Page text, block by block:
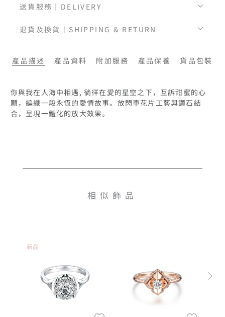
送貨服務｜DELIVERY
退貨及換貨｜SHIPPING & RETURN
產品描述 產品資料 附加服務 產品保養 貨品包裝
你與我在人海中相遇, 徜徉在愛的星空之下，互訴甜蜜的心
願，編織一段永恆的愛情故事。放閃車花片工藝與鑽石結
相似飾品
新品